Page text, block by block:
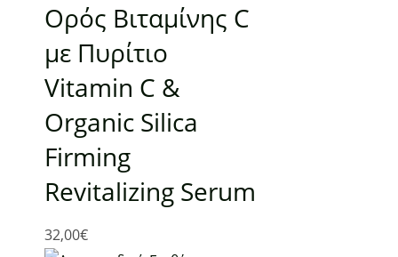
Ορός Βιταμίνης C
με Πυρίτιο
Vitamin C &
Organic Silica
Firming
Revitalizing Serum
32,00€
Δευτέρα- Κυριακή 09:00 – 21:00
Ακολουθήστε μας: